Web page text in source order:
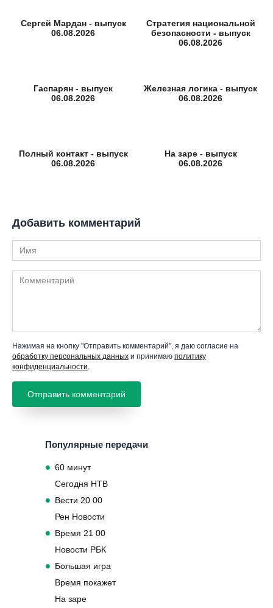
Сергей Мардан - выпуск
06.08.2026
Стратегия национальной
безопасности - выпуск
06.08.2026
Гаспарян - выпуск
06.08.2026
Железная логика - выпуск
06.08.2026
Полный контакт - выпуск
06.08.2026
На заре - выпуск
06.08.2026
Добавить комментарий
Имя
Комментарий
Нажимая на кнопку "Отправить комментарий", я даю согласие на
обработку персональных данных и принимаю политику
конфиденциальности.
Популярные передачи
60 минут
Сегодня НТВ
Вести 20 00
Рен Новости
Время 21 00
Новости РБК
Большая игра
Время покажет
На заре